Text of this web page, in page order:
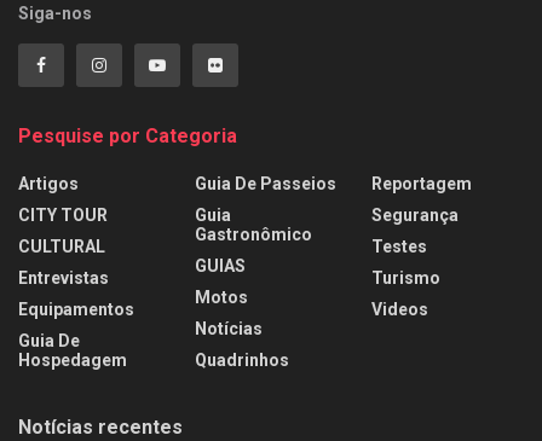
Siga-nos
Pesquise por Categoria
Artigos
CITY TOUR
CULTURAL
Entrevistas
Equipamentos
Guia De
Hospedagem
Guia De Passeios
Guia
Gastronômico
GUIAS
Motos
Notícias
Quadrinhos
Reportagem
Segurança
Testes
Turismo
Videos
Notícias recentes